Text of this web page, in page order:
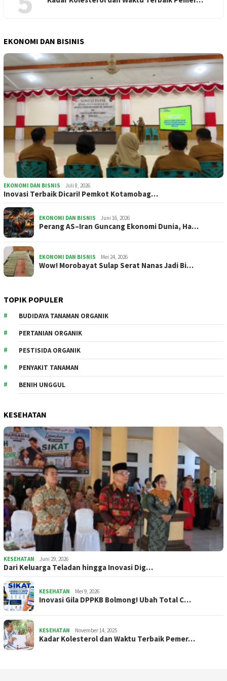
EKONOMI DAN BISINIS
EKONOMI DAN BISNIS Juli 8, 2026
Inovasi Terbaik Dicari! Pemkot Kotamobag…
EKONOMI DAN BISNIS Juni 16, 2026
Perang AS–Iran Guncang Ekonomi Dunia, Ha…
EKONOMI DAN BISNIS Mei 24, 2026
Wow! Morobayat Sulap Serat Nanas Jadi Bi…
TOPIK POPULER
BUDIDAYA TANAMAN ORGANIK
PERTANIAN ORGANIK
PESTISIDA ORGANIK
PENYAKIT TANAMAN
BENIH UNGGUL
KESEHATAN
KESEHATAN Juni 29, 2026
Dari Keluarga Teladan hingga Inovasi Dig…
KESEHATAN Mei 9, 2026
Inovasi Gila DPPKB Bolmong! Ubah Total C…
KESEHATAN November 14, 2025
Kadar Kolesterol dan Waktu Terbaik Pemer…